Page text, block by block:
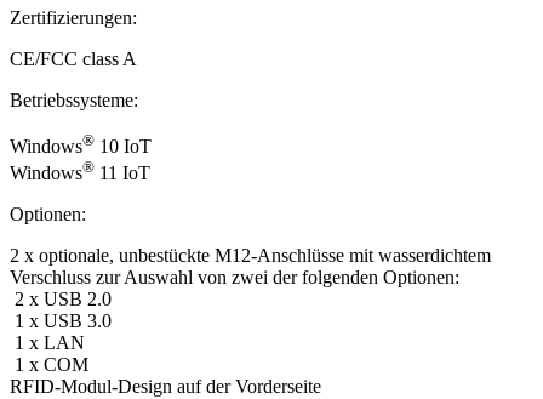
Zertifizierungen:
CE/FCC class A
Betriebssysteme:
Windows® 10 IoT
Windows® 11 IoT
Optionen:
2 x optionale, unbestückte M12-Anschlüsse mit wasserdichtem
Verschluss zur Auswahl von zwei der folgenden Optionen:
2 x USB 2.0
1 x USB 3.0
1 x LAN
1 x COM
RFID-Modul-Design auf der Vorderseite